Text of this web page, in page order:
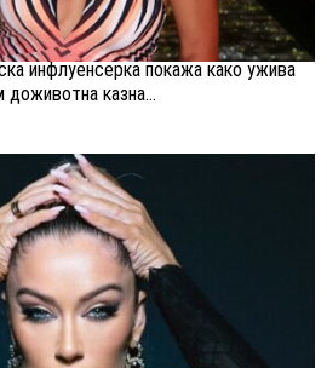
инфлуенсерка покажа како ужива
казна...